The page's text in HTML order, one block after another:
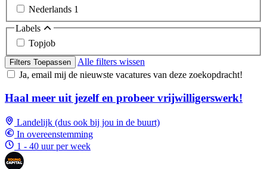
Nederlands 1
Labels
Topjob
Filters Toepassen
Alle filters wissen
Ja, email mij de nieuwste vacatures van deze zoekopdracht!
Haal meer uit jezelf en probeer vrijwilligerswerk!
Landelijk (dus ook bij jou in de buurt)
In overeenstemming
1 - 40 uur per week